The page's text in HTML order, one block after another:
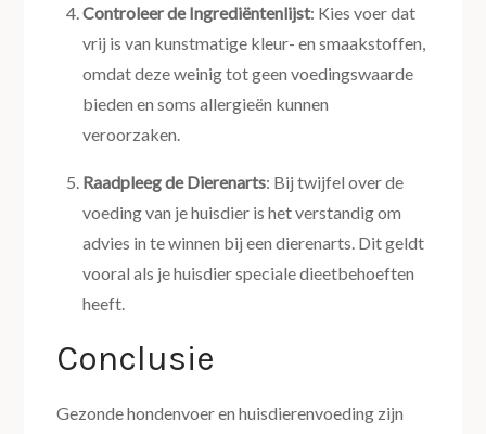
Controleer de Ingrediëntenlijst: Kies voer dat
vrij is van kunstmatige kleur- en smaakstoffen,
omdat deze weinig tot geen voedingswaarde
bieden en soms allergieën kunnen
veroorzaken.
Raadpleeg de Dierenarts: Bij twijfel over de
voeding van je huisdier is het verstandig om
advies in te winnen bij een dierenarts. Dit geldt
vooral als je huisdier speciale dieetbehoeften
heeft.
Conclusie
Gezonde hondenvoer en huisdierenvoeding zijn